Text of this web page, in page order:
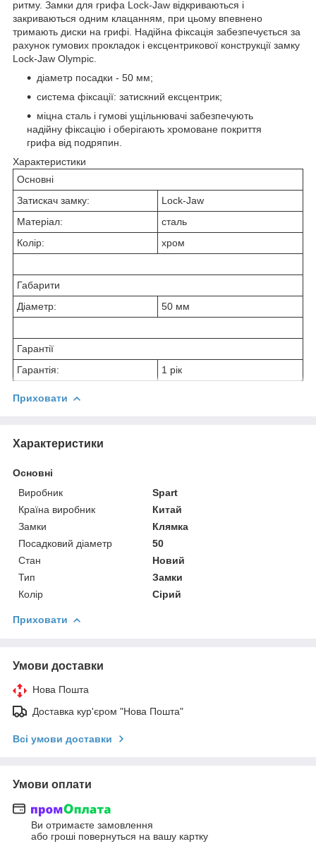
ритму. Замки для грифа Lock-Jaw відкриваються і
закриваються одним клацанням, при цьому впевнено
тримають диски на грифі. Надійна фіксація забезпечується за
рахунок гумових прокладок і ексцентрикової конструкції замку
Lock-Jaw Olympic.
діаметр посадки - 50 мм;
система фіксації: затискний ексцентрик;
міцна сталь і гумові ущільнювачі забезпечують
надійну фіксацію і оберігають хромоване покриття
грифа від подряпин.
Характеристики
Основні
Затискач замку:
Lock-Jaw
Матеріал:
сталь
Колір:
хром
Габарити
Діаметр:
50 мм
Гарантії
Гарантія:
1 рік
Приховати
Характеристики
Основні
Виробник
Spart
Країна виробник
Китай
Замки
Клямка
Посадковий діаметр
50
Стан
Новий
Тип
Замки
Колір
Сірий
Приховати
Умови доставки
Нова Пошта
Доставка кур'єром "Нова Пошта"
Всі умови доставки
Умови оплати
Ви отримаєте замовлення
або гроші повернуться на вашу картку